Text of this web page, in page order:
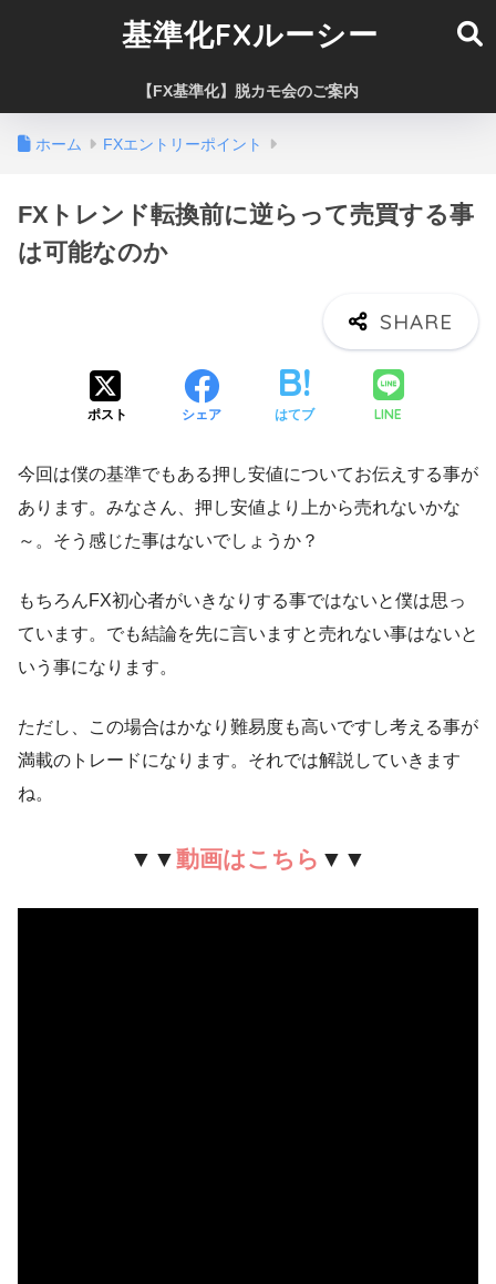
基準化FXルーシー
【FX基準化】脱カモ会のご案内
ホーム FXエントリーポイント
FXトレンド転換前に逆らって売買する事
は可能なのか
ポスト シェア はてブ LINE
今回は僕の基準でもある押し安値についてお伝えする事が
あります。みなさん、押し安値より上から売れないかな
～。そう感じた事はないでしょうか？
もちろんFX初心者がいきなりする事ではないと僕は思っ
ています。でも結論を先に言いますと売れない事はないと
いう事になります。
ただし、この場合はかなり難易度も高いですし考える事が
満載のトレードになります。それでは解説していきます
ね。
▼▼動画はこちら ▼▼